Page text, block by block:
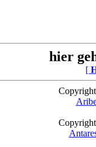
hier
[